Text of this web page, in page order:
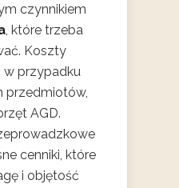
czynnikiem
, które trzeba
Koszty
w przypadku
przedmiotów,
AGD.
cenniki, które
i objętość